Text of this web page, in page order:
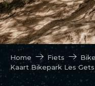
Home Fiets
Kaart Bikepark Les Gets